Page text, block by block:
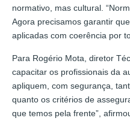
normativo, mas cultural.
Agora precisamos garantir
aplicadas com coerência por
Para Rogério Mota, diretor
capacitar os profissionais da
apliquem, com segurança,
quanto os critérios de
que temos pela frente”,